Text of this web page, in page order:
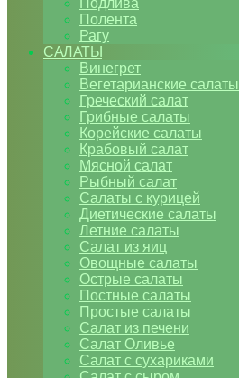
Подлива
Полента
Рагу
САЛАТЫ
Винегрет
Вегетарианские салаты
Греческий салат
Грибные салаты
Корейские салаты
Крабовый салат
Мясной салат
Рыбный салат
Салаты с курицей
Диетические салаты
Летние салаты
Салат из яиц
Овощные салаты
Острые салаты
Постные салаты
Простые салаты
Салат из печени
Салат Оливье
Салат с сухариками